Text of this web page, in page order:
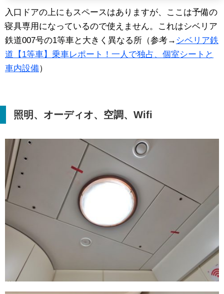
入口ドアの上にもスペースはありますが、ここは予備の
寝具専用になっているので使えません。これはシベリア
鉄道007号の1等車と大きく異なる所（参考→ シベリア鉄
道【1等車】乗車レポート！一人で独占、個室シートと
車内設備）
照明、オーディオ、空調、 Wifi